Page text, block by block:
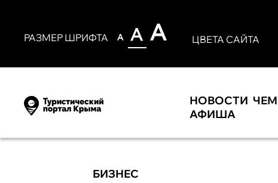
РАЗМЕР ШРИФТА ЦВЕТА САЙТА
НОВОСТИ
АФИША
БИЗНЕС